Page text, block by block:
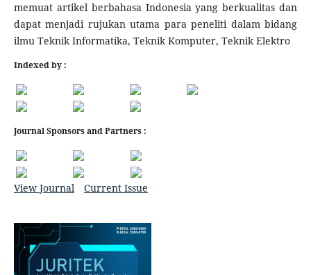
memuat artikel berbahasa Indonesia yang berkualitas dan
dapat menjadi rujukan utama para peneliti dalam bidang
ilmu Teknik Informatika, Teknik Komputer, Teknik Elektro
Indexed by :
Journal Sponsors and Partners :
View Journal Current Issue